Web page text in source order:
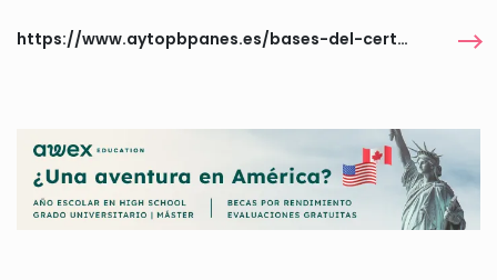
https://www.aytopbpanes.es/bases-del-certamen-2025